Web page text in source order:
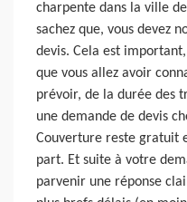
charpente dans la ville
sachez que, vous devez
devis. Cela est
que vous allez avoir
prévoir, de la durée des
une demande de devis
Couverture reste gratuit
part. Et suite à votre
parvenir une réponse